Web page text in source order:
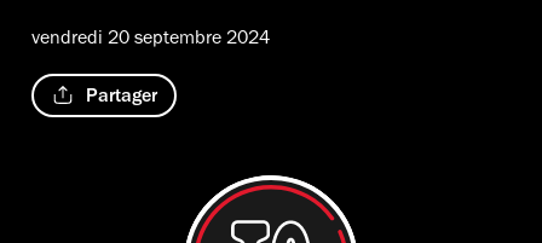
vendredi 20 septembre 2024
Partager